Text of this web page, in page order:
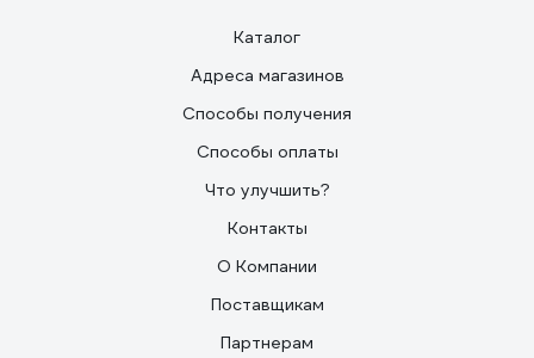
Каталог
Адреса магазинов
Способы получения
Способы оплаты
Что улучшить?
Контакты
О Компании
Поставщикам
Партнерам